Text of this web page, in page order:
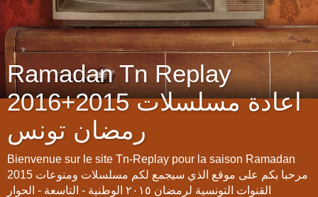
Ramadan Tn Replay
2016+2015 اعادة مسلسلات
رمضان تونس
Bienvenue sur le site Tn-Replay pour la saison Ramadan
2015 مرحبا بكم على موقع الذي سيجمع لكم مسلسلات ومنوعات
القنوات التونسية لرمضان ٢٠١٥ الوطنية - التاسعة - الحوار